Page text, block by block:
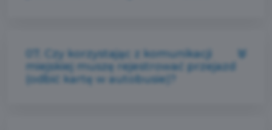
07. Czy korzystając z komunikacji
miejskiej muszę rejestrować przejazd
(odbić kartę w autobusie)?